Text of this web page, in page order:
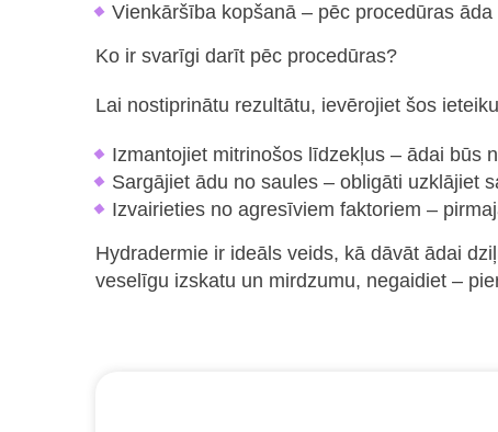
Vienkāršība kopšanā – pēc procedūras
Ko ir svarīgi darīt pēc procedūras?
Lai nostiprinātu rezultātu, ievērojiet šos
Izmantojiet mitrinošos līdzekļus – ādai būs
Sargājiet ādu no saules – obligāti uzklājiet
Izvairieties no agresīviem faktoriem –
Hydradermie ir ideāls veids, kā dāvāt ādai
veselīgu izskatu un mirdzumu, negaidiet –